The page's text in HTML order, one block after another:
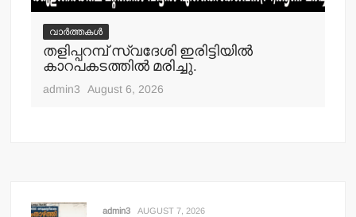
വാർത്തകൾ
തളിപ്പറമ്പ് സ്വദേശി ഇരിട്ടിയില്‍
കാറപകടത്തില്‍ മരിച്ചു.
admin3 August 6, 2026
admin3 AUGUST 7, 2026